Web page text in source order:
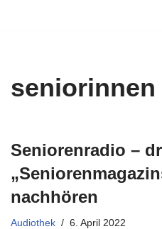
seniorinnen
Seniorenradio –
nachhören
Audiothek 6. April 2022